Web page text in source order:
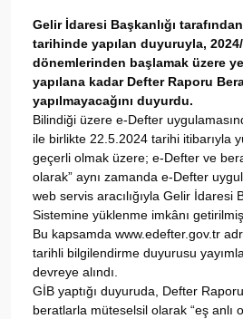
Gelir İdaresi Başkanlığı
tarihinde yapılan duyuruyla,
dönemlerinden başlamak üzere
yapılana kadar Defter Raporu
yapılmayacağını duyurdu.
Bilindiği üzere e-Defter
ile birlikte 22.5.2024 tarihi itibarıyla
geçerli olmak üzere; e-Defter ve
olarak” aynı zamanda e-Defter
web servis aracılığıyla Gelir İdaresi
Sistemine yüklenme imkânı
Bu kapsamda www.edefter.gov.tr
tarihli bilgilendirme duyurusu
devreye alındı.
GİB yaptığı duyuruda, Defter
beratlarla müteselsil olarak “eş anlı